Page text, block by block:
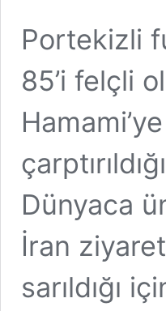
Portekizli
85’i felçli
Dünyaca
İran
sarıldığı